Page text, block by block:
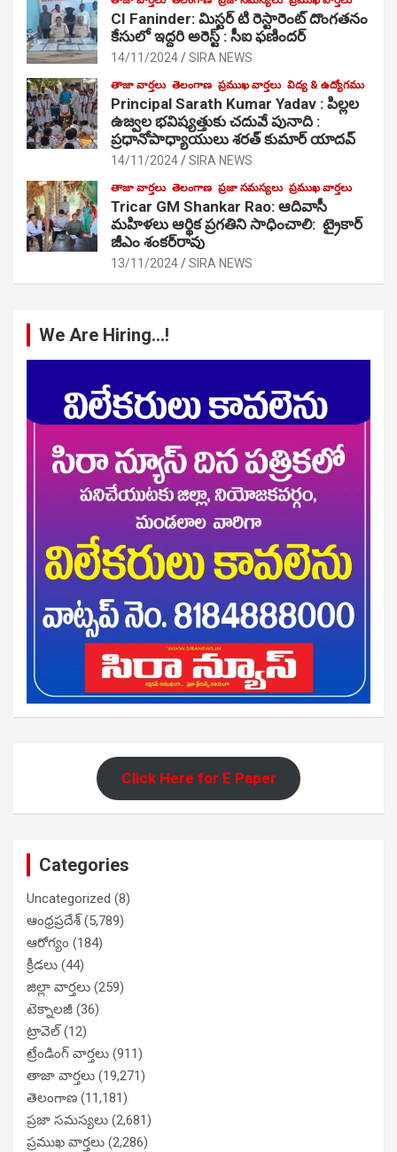
CI Faninder: మిస్టర్ టి రెస్టారెంట్ దొంగతనం
కేసులో ఇద్దరి అరెస్ట్ : సీఐ ఫణిందర్
14/11/2024 SIRA NEWS
తాజా వార్తలు తెలంగాణ ప్రముఖ వార్తలు విద్య & ఉద్యోగము
Principal Sarath Kumar Yadav : పిల్లల
ఉజ్వల భవిష్యత్తుకు చదువే పునాది :
ప్రధానోపాధ్యాయులు శరత్ కుమార్ యాదవ్
14/11/2024 SIRA NEWS
తాజా వార్తలు తెలంగాణ ప్రజా సమస్యలు ప్రముఖ వార్తలు
Tricar GM Shankar Rao: ఆదివాసీ
మహిళలు ఆర్థిక ప్రగతిని సాధించాలి: ట్రైకార్
జీఎం శంకర్‌రావు
13/11/2024 SIRA NEWS
We Are Hiring…!
Click Here for E Paper
Categories
Uncategorized (8)
ఆంధ్రప్రదేశ్(5,789)
ఆరోగ్యం (184)
క్రీడలు (44)
జిల్లా వార్తలు (259)
టెక్నాలజీ (36)
ట్రావెల్(12)
ట్రేండింగ్ వార్తలు (911)
తాజా వార్తలు (19,271)
తెలంగాణ (11,181)
ప్రజా సమస్యలు (2,681)
ప్రముఖ వార్తలు (2,286)